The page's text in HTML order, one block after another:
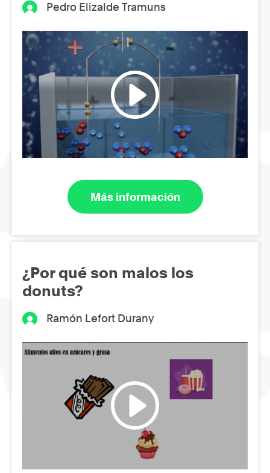
Pedro Elizalde Tramuns
Más información
¿Por qué son malos los
donuts?
Ramón Lefort Durany